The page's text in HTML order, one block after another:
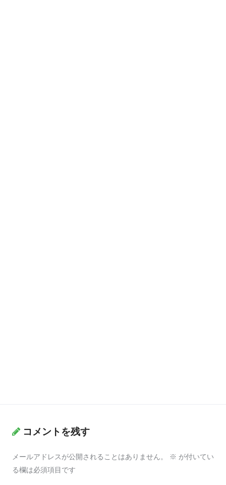
コメントを残す
メールアドレスが公開されることはありません。 ※ が付いてい
る欄は必須項目です